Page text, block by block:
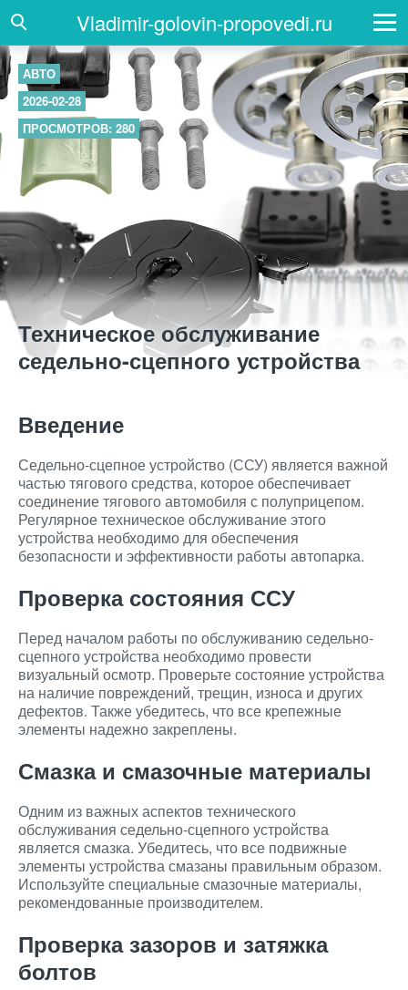
Vladimir-golovin-propovedi.ru
АВТО
2026-02-28
ПРОСМОТРОВ: 280
Техническое обслуживание
седельно-сцепного устройства
Введение
Седельно-сцепное устройство (ССУ) является важной
частью тягового средства, которое обеспечивает
соединение тягового автомобиля с полуприцепом.
Регулярное техническое обслуживание этого
устройства необходимо для обеспечения
безопасности и эффективности работы автопарка.
Проверка состояния ССУ
Перед началом работы по обслуживанию седельно-
сцепного устройства необходимо провести
визуальный осмотр. Проверьте состояние устройства
на наличие повреждений, трещин, износа и других
дефектов. Также убедитесь, что все крепежные
элементы надежно закреплены.
Смазка и смазочные материалы
Одним из важных аспектов технического
обслуживания седельно-сцепного устройства
является смазка. Убедитесь, что все подвижные
элементы устройства смазаны правильным образом.
Используйте специальные смазочные материалы,
рекомендованные производителем.
Проверка зазоров и затяжка
болтов